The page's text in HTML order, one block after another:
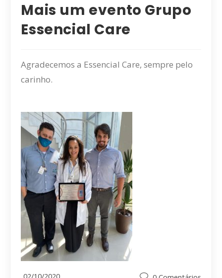
Mais um evento Grupo
Essencial Care
Agradecemos a Essencial Care, sempre pelo
carinho.
Post